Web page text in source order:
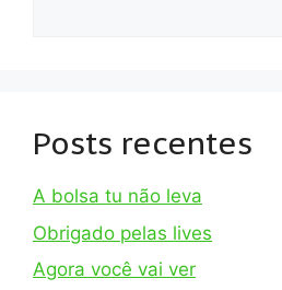
Posts recentes
A bolsa tu não leva
Obrigado pelas lives
Agora você vai ver